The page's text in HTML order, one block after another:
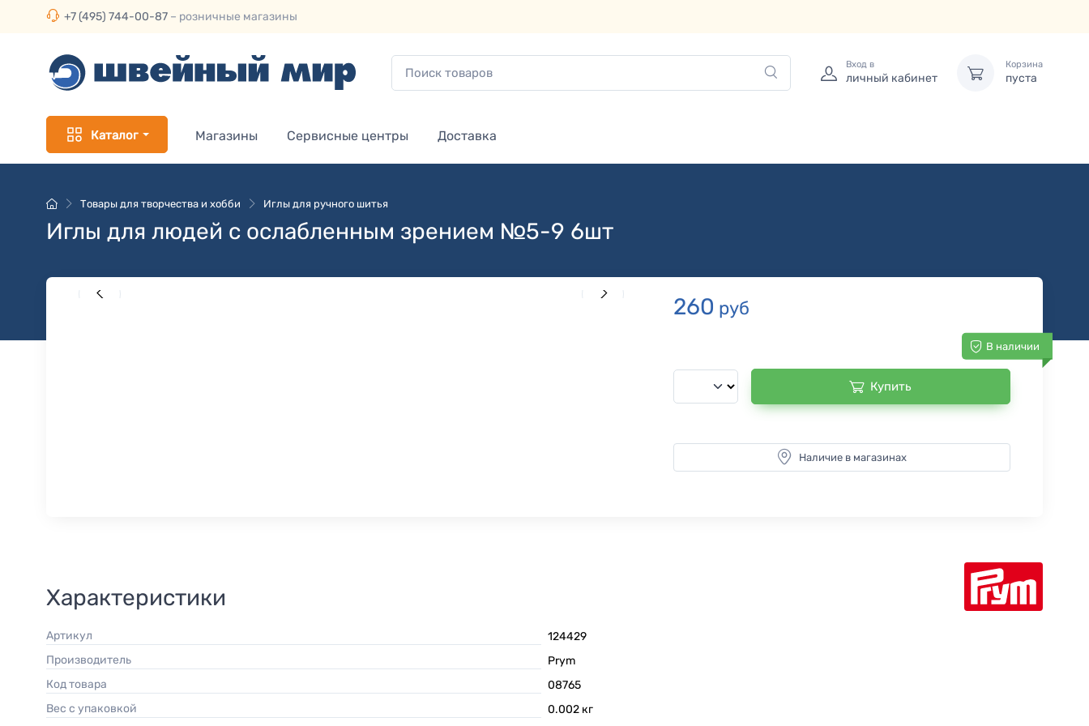
+7 (495) 744-00-87 – розничные магазины
Вход в
личный кабинет
Корзина
пуста
Каталог Магазины Сервисные центры Доставка
Товары для творчества и хобби Иглы для ручного шитья
Иглы для людей с ослабленным зрением №5-9 6шт
260 руб
В наличии
Купить
Наличие в магазинах
Характеристики
Артикул
124429
Производитель
Prym
Код товара
08765
Вес с упаковкой
0.002 кг